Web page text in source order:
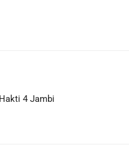
4 Jambi